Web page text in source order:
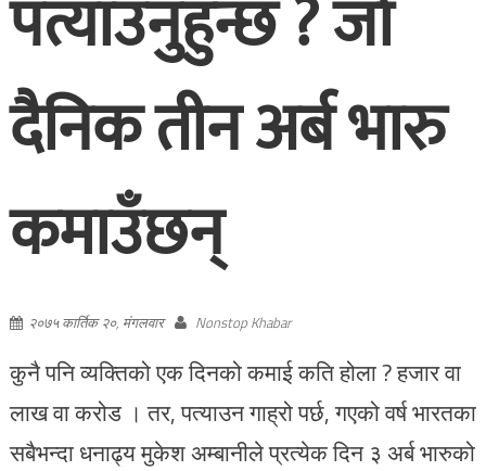
पत्याउनुहुन्छ ? जो
दैनिक तीन अर्ब भारु
कमाउँछन्
२०७५ कार्तिक २०, मंगलवार Nonstop Khabar
कुनै पनि व्यक्तिको एक दिनको कमाई कति होला ? हजार वा
लाख वा करोड । तर, पत्याउन गाह्रो पर्छ, गएको वर्ष भारतका
सबैभन्दा धनाढ्य मुकेश अम्बानीले प्रत्येक दिन ३ अर्ब भारुको